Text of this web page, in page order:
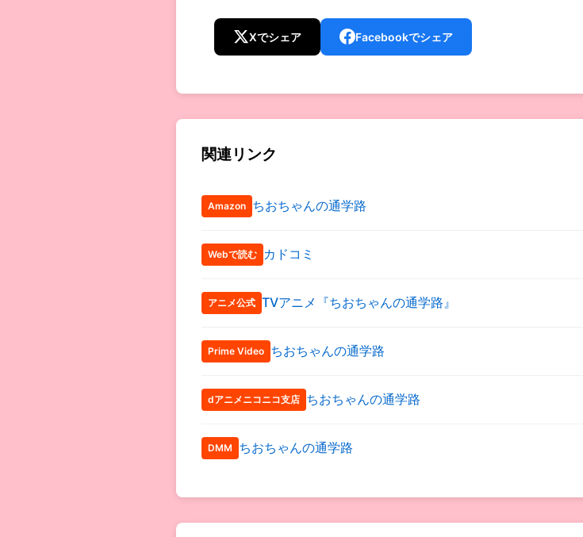
Xでシェア Facebookでシェア
関連リンク
Amazon ちおちゃんの通学路
Webで読む カドコミ
アニメ公式 TVアニメ『ちおちゃんの通学路』
Prime Video ちおちゃんの通学路
dアニメニコニコ支店 ちおちゃんの通学路
DMM ちおちゃんの通学路